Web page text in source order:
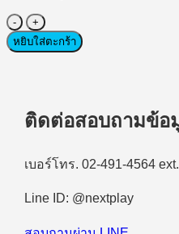
จำนวน
Notebook
องค์กร)
14
PV14255
(SNSPV1425501)
หยิบใส่ตะกร้า
ติดต่อสอบถามข้อ
เบอร์โทร. 02-491-4564
Line ID: @nextplay